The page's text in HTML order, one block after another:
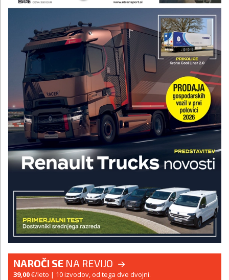
NAROČI SE NA REVIJO
39,00€/leto | 10 izvodov, od tega dve dvojni.